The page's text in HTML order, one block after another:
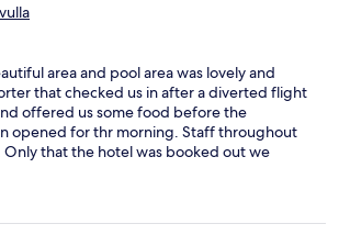
area and pool area was lovely and
that checked us in after a diverted flight
offered us some food before the
opened for thr morning. Staff throughout
that the hotel was booked out we
the